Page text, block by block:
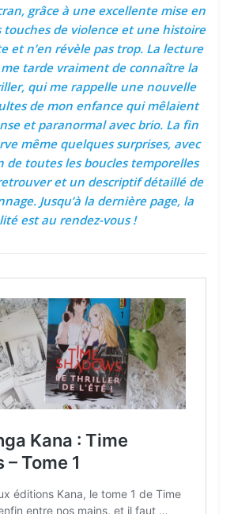
grâce à une excellente mise en
touches de violence et une histoire
et n’en révèle pas trop. La lecture
tarde vraiment de connaître la
qui me rappelle une nouvelle
de mon enfance qui mêlaient
et paranormal avec brio. La fin
même quelques surprises, avec
de toutes les boucles temporelles
et un descriptif détaillé de
Jusqu’à la dernière page, la
est au rendez-vous !